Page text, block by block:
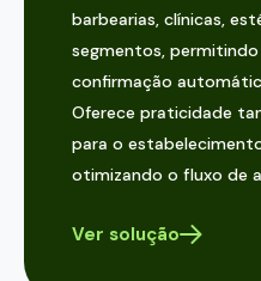
barbearias, clínicas,
segmentos,
confirmação
Oferece praticidade
para o
otimizando o fluxo de
Ver solução